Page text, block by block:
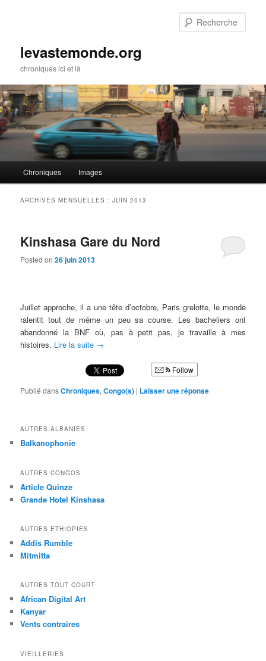
levastemonde.org
chroniques ici et là
Aller au contenu principal
Aller au contenu secondaire
Chroniques Images
ARCHIVES MENSUELLES :JUIN 2013
Kinshasa Gare du Nord
Posted on26 juin 2013
Juillet approche, il a une tête d’octobre, Paris grelotte, le monde
ralentit tout de même un peu sa course. Les bacheliers ont
abandonné la BNF où, pas à petit pas, je travaille à mes
histoires. Lire la suite →
Follow
Publié dansChroniques,Congo(s) | Laisser une réponse
AUTRES ALBANIES
Balkanophonie
AUTRES CONGOS
Article Quinze
Grande Hotel Kinshasa
AUTRES ETHIOPIES
Addis Rumble
Mitmitta
AUTRES TOUT COURT
African Digital Art
Kanyar
Vents contraires
VIEILLERIES